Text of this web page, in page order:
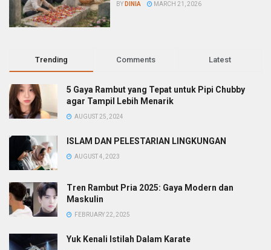
BY DINIA MARCH 21, 2026
Trending Comments Latest
5 Gaya Rambut yang Tepat untuk Pipi Chubby
agar Tampil Lebih Menarik
AUGUST 25, 2024
ISLAM DAN PELESTARIAN LINGKUNGAN
AUGUST 4, 2023
Tren Rambut Pria 2025: Gaya Modern dan
Maskulin
FEBRUARY 22, 2025
Yuk Kenali Istilah Dalam Karate